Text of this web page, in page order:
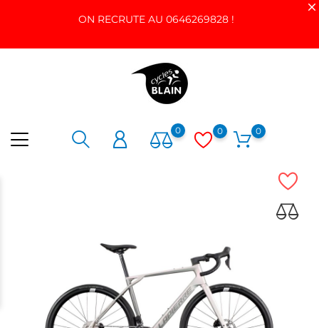
ON RECRUTE AU 0646269828 !
0 0 0